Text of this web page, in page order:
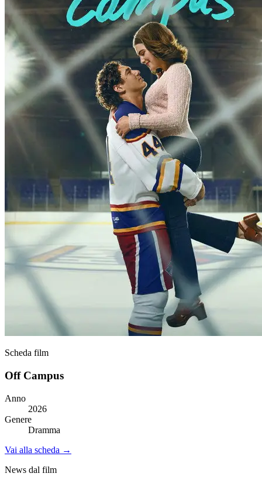
Scheda film
Off Campus
Anno
2026
Genere
Dramma
Vai alla scheda →
News dal film